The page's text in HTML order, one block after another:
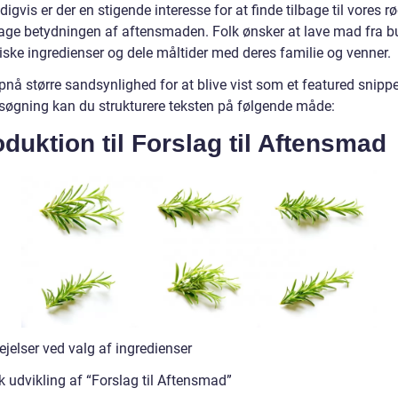
er der en stigende interesse for at finde tilbage til vores
betydningen af aftensmaden. Folk ønsker at lave mad fra
ingredienser og dele måltider med deres familie og venner.
større sandsynlighed for at blive vist som et featured
kan du strukturere teksten på følgende måde:
til Forslag til Aftensmad
ved valg af ingredienser
udvikling af “Forslag til Aftensmad”